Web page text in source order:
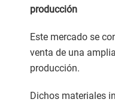
producción
Este mercado se
venta de una
producción.
Dichos materiales